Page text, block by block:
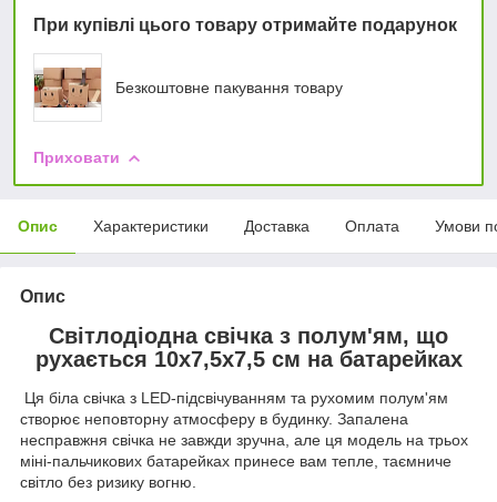
При купівлі цього товару отримайте подарунок
Безкоштовне пакування товару
Приховати
Опис Характеристики Доставка Оплата Умови
Опис
Світлодіодна свічка з полум'ям, що
рухається 10х7,5х7,5 см на батарейках
Ця біла свічка з LED-підсвічуванням та рухомим полум'ям
створює неповторну атмосферу в будинку. Запалена
несправжня свічка не завжди зручна, але ця модель на трьох
міні-пальчикових батарейках принесе вам тепле, таємниче
світло без ризику вогню.